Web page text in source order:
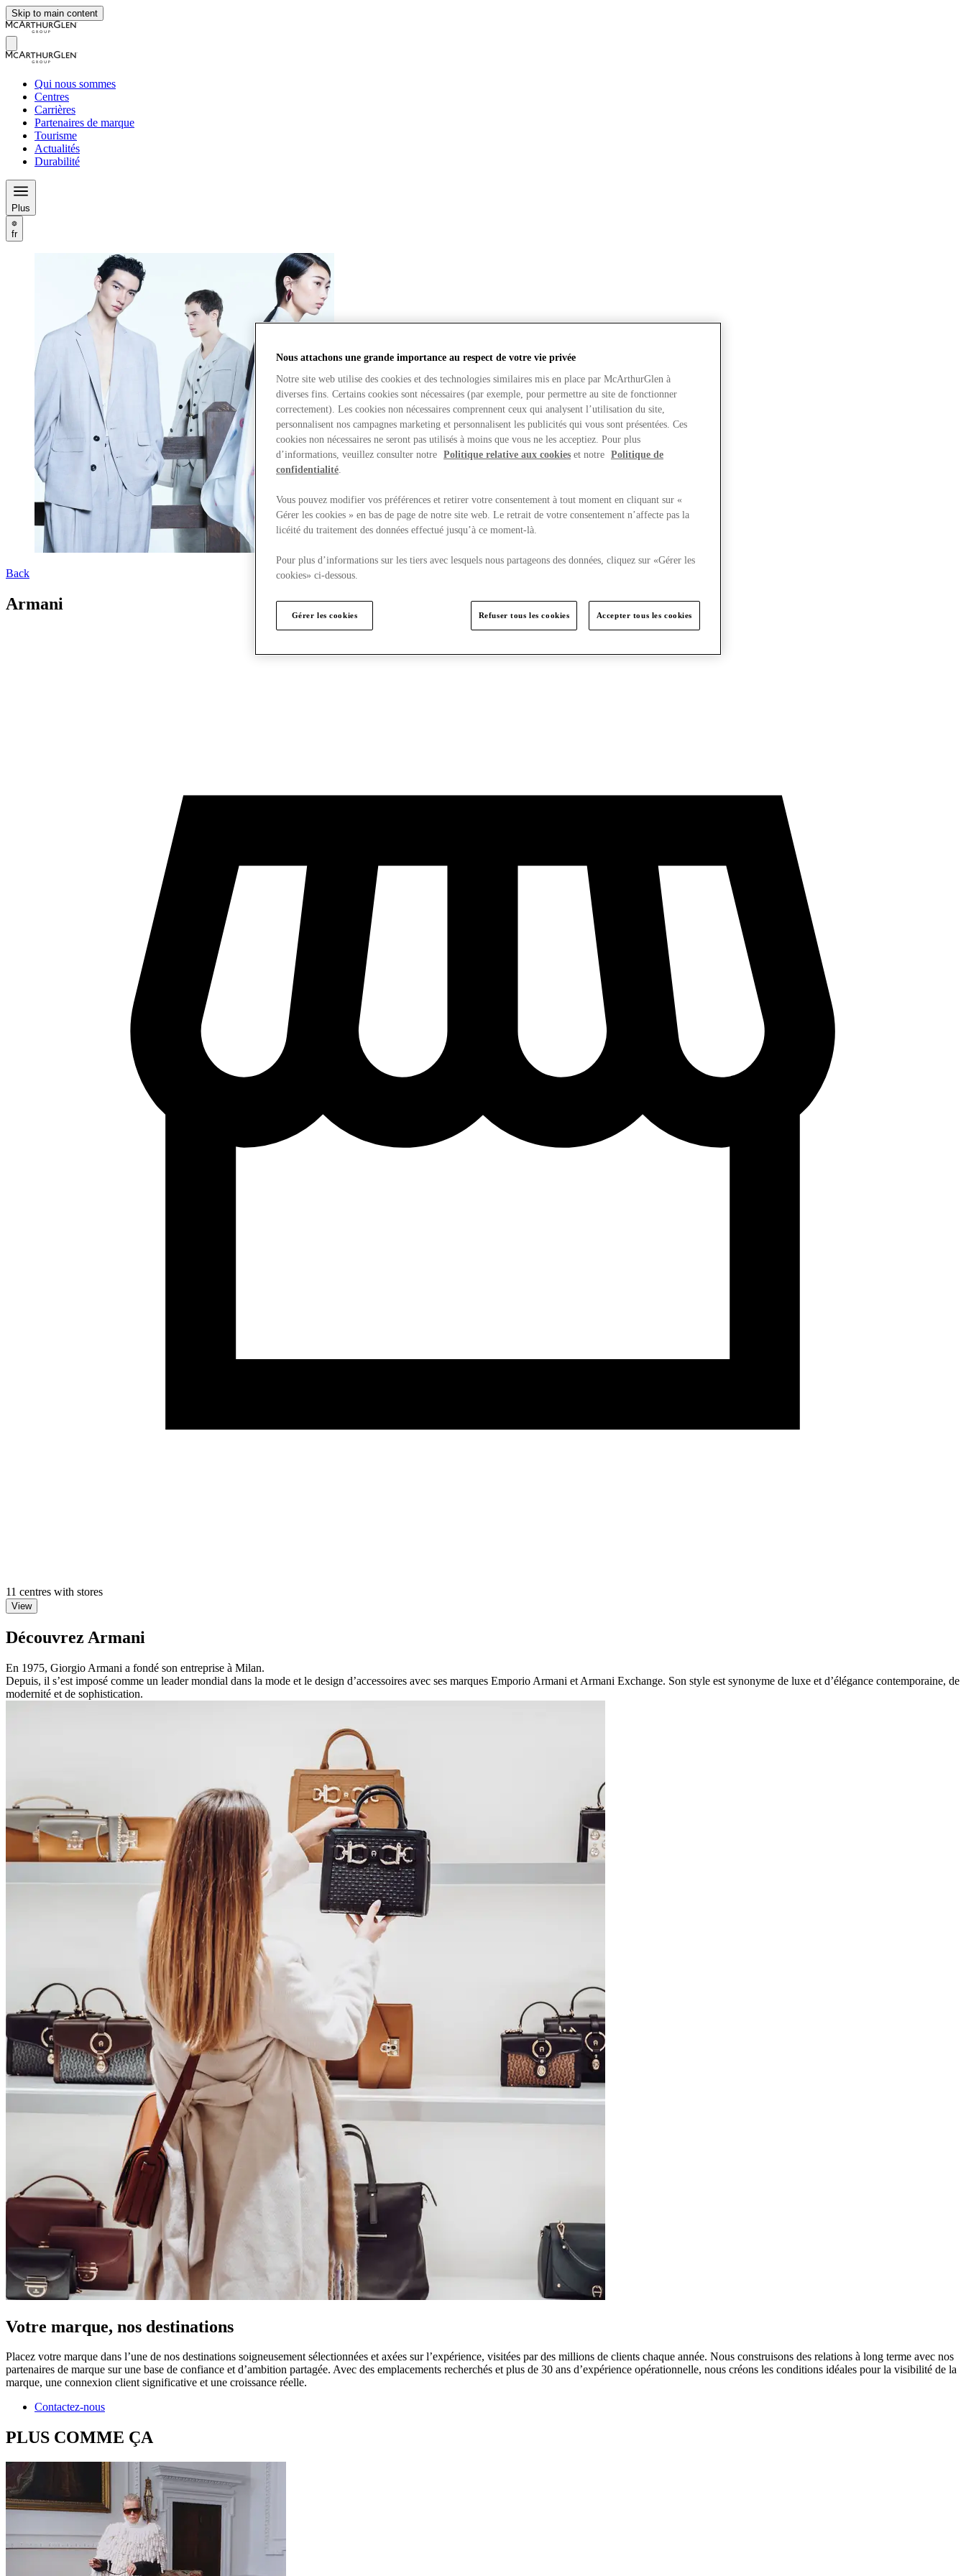
Skip to main content
Qui nous sommes
Centres
Carrières
Partenaires de marque
Tourisme
Actualités
Durabilité
Plus
fr
Back
Armani
11 centres with stores
View
Découvrez Armani
En 1975, Giorgio Armani a fondé son entreprise à Milan.
Depuis, il s’est imposé comme un leader mondial dans la mode et le design d’accessoires avec ses marques Emporio Armani et Armani Exchange. Son style est synonyme de luxe et d’élégance contemporaine, de
modernité et de sophistication.
Votre marque, nos destinations
Placez votre marque dans l’une de nos destinations soigneusement sélectionnées et axées sur l’expérience, visitées par des millions de clients chaque année. Nous construisons des relations à long terme avec nos
partenaires de marque sur une base de confiance et d’ambition partagée. Avec des emplacements recherchés et plus de 30 ans d’expérience opérationnelle, nous créons les conditions idéales pour la visibilité de la
marque, une connexion client significative et une croissance réelle.
Contactez-nous
PLUS COMME ÇA
Nous attachons une grande importance au respect de votre vie privée
Notre site web utilise des cookies et des technologies similaires mis en place par McArthurGlen à
diverses fins. Certains cookies sont nécessaires (par exemple, pour permettre au site de fonctionner
correctement). Les cookies non nécessaires comprennent ceux qui analysent l’utilisation du site,
personnalisent nos campagnes marketing et personnalisent les publicités qui vous sont présentées. Ces
cookies non nécessaires ne seront pas utilisés à moins que vous ne les acceptiez. Pour plus
d’informations, veuillez consulter notre Politique relative aux cookies et notre Politique de
confidentialité.
Vous pouvez modifier vos préférences et retirer votre consentement à tout moment en cliquant sur «
Gérer les cookies » en bas de page de notre site web. Le retrait de votre consentement n’affecte pas la
licéité du traitement des données effectué jusqu’à ce moment-là.
Pour plus d’informations sur les tiers avec lesquels nous partageons des données, cliquez sur «Gérer les
cookies» ci-dessous.
Gérer les cookies Refuser tous les cookies Accepter tous les cookies